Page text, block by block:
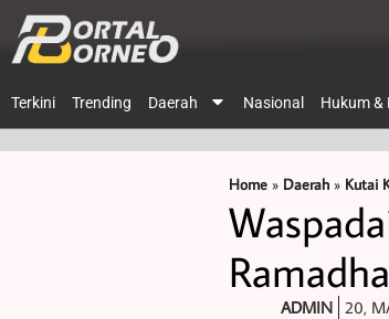
Terkini Trending Daerah Nasional Hukum &
Home » Daerah » Kutai
ADMIN 20,